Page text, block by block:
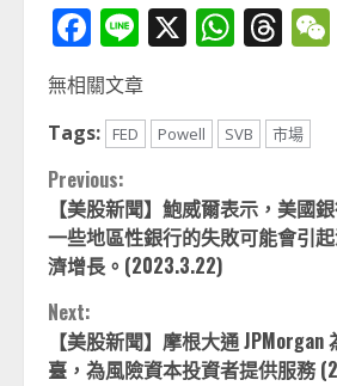
Facebook
Line
X
無相關文章
Tags:
FED Powell SVB 市場
Continue
Reading
Previous:
【美股新聞】鮑威爾表示，美國
一些地區性銀行的失敗可能會引
濟增長。(2023.3.22)
Next:
【美股新聞】摩根大通
臺，為風險資本投資者提供服務